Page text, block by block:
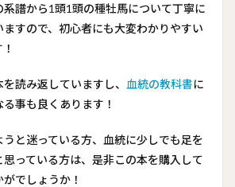
系譜から1頭1頭の種牡馬について丁寧に
すので、初心者にも大変わかりやすい
読み返していますし、 血統の教科書に
事も良くあります！
と迷っている方、血統に少しでも足を
っている方は、是非この本を購入して
でしょうか！